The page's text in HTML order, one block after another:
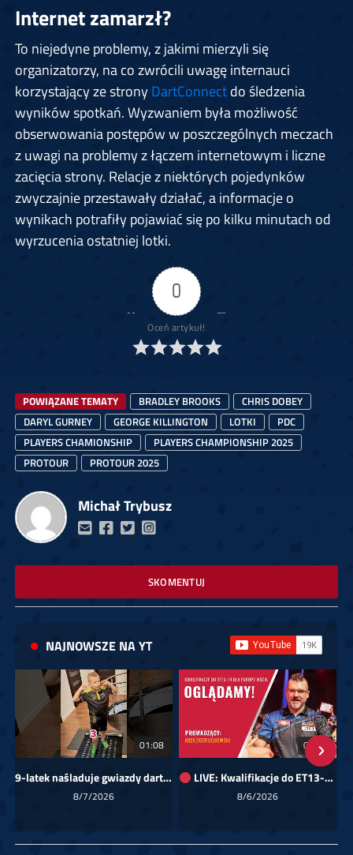
Internet zamarzł?
To niejedyne problemy, z jakimi mierzyli się
organizatorzy, na co zwrócili uwagę internauci
korzystający ze stronyDartConnectdo śledzenia
wyników spotkań. Wyzwaniem była możliwość
obserwowania postępów w poszczególnych meczach
z uwagi na problemy z łączem internetowym i liczne
zacięcia strony. Relacje z niektórych pojedynków
zwyczajnie przestawały działać, a informacje o
wynikach potrafiły pojawiać się po kilku minutach od
wyrzucenia ostatniej lotki.
0
Oceń artykuł!
POWIĄZANE TEMATY BRADLEY BROOKS
CHRIS DOBEY
DARYL GURNEY
GEORGE KILLINGTON LOTKI
PDC
PLAYERS CHAMIONSHIP
PLAYERS CHAMPIONSHIP 2025
PROTOUR
PROTOUR 2025
Michał Trybusz
SKOMENTUJ
NAJNOWSZE NA YT
01:08
9-latek naśladuje gwiazdy darta!
8/7/2026
00:00
LIVE: Kwalifikacje do ET13-14 dla Europy Wschodniej
8/6/2026